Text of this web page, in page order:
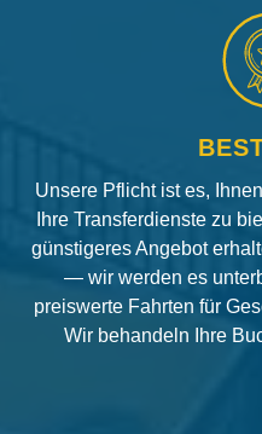
Unsere Pflicht ist es,
Ihre Transferdienste zu
günstigeres Angebot
— wir werden es
preiswerte Fahrten für
Wir behandeln Ihre